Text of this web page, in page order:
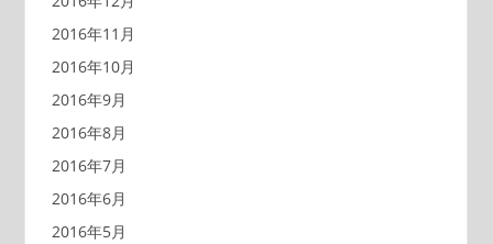
2016年11月
2016年10月
2016年9月
2016年8月
2016年7月
2016年6月
2016年5月